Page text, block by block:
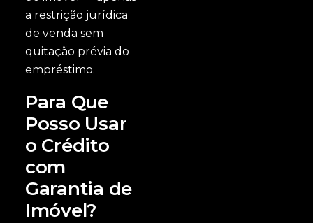
a restrição jurídica
de venda sem
quitação prévia do
empréstimo.
Para Que
Posso Usar
o Crédito
com
Garantia de
Imóvel?